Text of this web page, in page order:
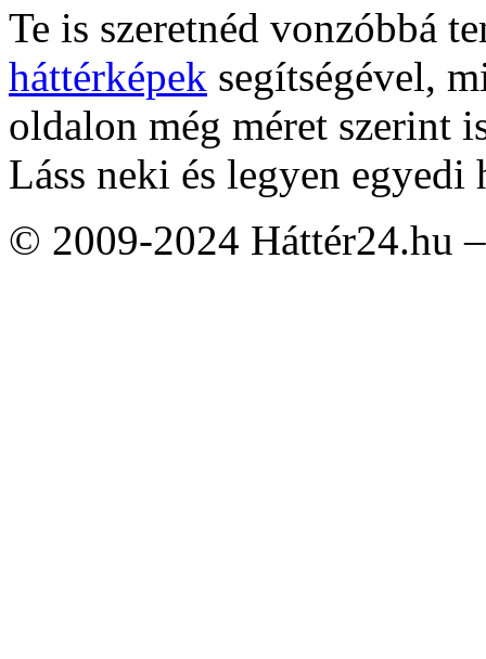
Te is szeretnéd vonzóbbá
háttérképek segítségével,
oldalon még méret szerint
Láss neki és legyen egyedi
© 2009-2024 Háttér24.hu